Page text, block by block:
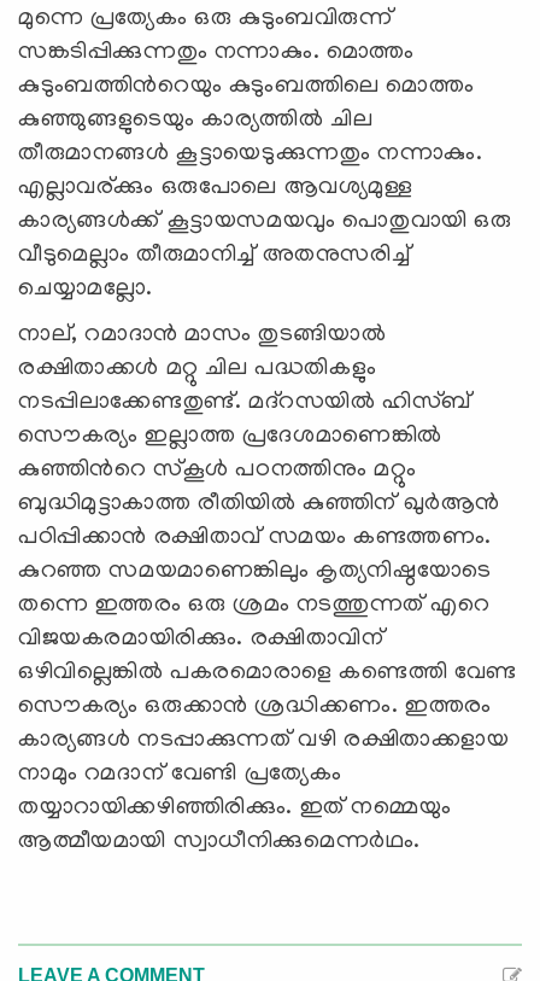
മുന്നെ പ്രത്യേകം ഒരു കുടുംബവിരുന്ന്
സങ്കടിപ്പിക്കുന്നതും നന്നാകും. മൊത്തം
കുടുംബത്തിന്‍റെയും കുടുംബത്തിലെ മൊത്തം
കുഞ്ഞുങ്ങളുടെയും കാര്യത്തില്‍ ചില
തീരുമാനങ്ങള്‍ കൂട്ടായെടുക്കുന്നതും നന്നാകും.
എല്ലാവര്ക്കും ഒരുപോലെ ആവശ്യമുള്ള
കാര്യങ്ങള്‍ക്ക് കൂട്ടായസമയവും പൊതുവായി ഒരു
വീടുമെല്ലാം തീരുമാനിച്ച് അതനുസരിച്ച്
ചെയ്യാമല്ലോ.
നാല്, റമാദാന്‍ മാസം തുടങ്ങിയാല്‍
രക്ഷിതാക്കള്‍ മറ്റു ചില പദ്ധതികളും
നടപ്പിലാക്കേണ്ടതുണ്ട്. മദ്റസയില്‍ ഹിസ്ബ്
സൌകര്യം ഇല്ലാത്ത പ്രദേശമാണെങ്കില്‍
കുഞ്ഞിന്‍റെ സ്കൂള്‍ പഠനത്തിനും മറ്റും
ബുദ്ധിമുട്ടാകാത്ത രീതിയില്‍ കുഞ്ഞിന് ഖുര്‍ആന്‍
പഠിപ്പിക്കാന്‍ രക്ഷിതാവ് സമയം കണ്ടത്തണം.
കുറഞ്ഞ സമയമാണെങ്കിലും കൃത്യനിഷ്ഠയോടെ
തന്നെ ഇത്തരം ഒരു ശ്രമം നടത്തുന്നത് എറെ
വിജയകരമായിരിക്കും. രക്ഷിതാവിന്
ഒഴിവില്ലെങ്കില്‍ പകരമൊരാളെ കണ്ടെത്തി വേണ്ട
സൌകര്യം ഒരുക്കാന്‍ ശ്രദ്ധിക്കണം. ഇത്തരം
കാര്യങ്ങള്‍ നടപ്പാക്കുന്നത് വഴി രക്ഷിതാക്കളായ
നാമും റമദാന് വേണ്ടി പ്രത്യേകം
തയ്യാറായിക്കഴിഞ്ഞിരിക്കും. ഇത് നമ്മെയും
ആത്മീയമായി സ്വാധീനിക്കുമെന്നര്‍ഥം.
LEAVE A COMMENT